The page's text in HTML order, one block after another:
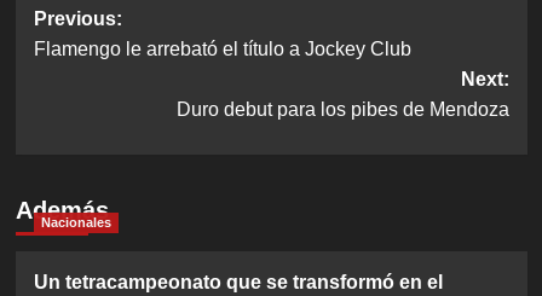
Post
navigation
Previous:
Flamengo le arrebató el título a Jockey Club
Next:
Duro debut para los pibes de Mendoza
Además
Nacionales
Un tetracampeonato que se transformó en el